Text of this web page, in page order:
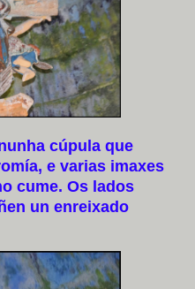
cúpula que
e varias imaxes
cume. Os lados
un enreixado